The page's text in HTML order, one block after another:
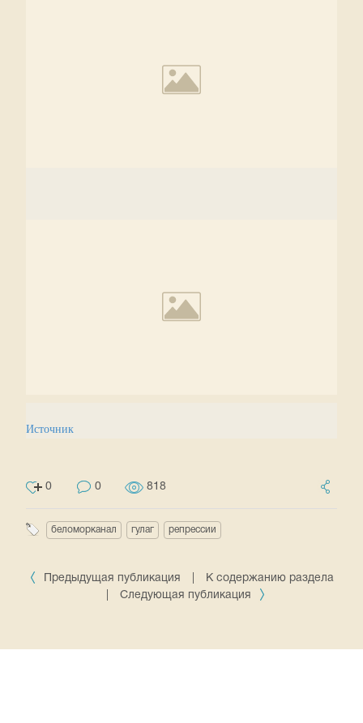
Источник
0 0 818
беломорканал гулаг репрессии
Предыдущая публикация
К содержанию раздела
Следующая публикация